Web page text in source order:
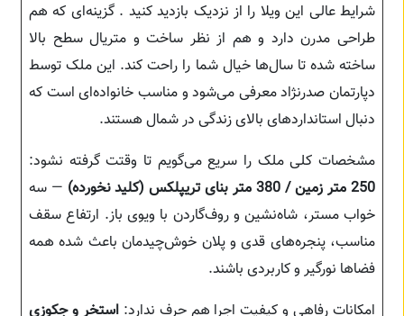
شرایط عالی این ویلا را از نزدیک بازدید کنید . گزینه‌ای که هم
طراحی مدرن دارد و هم از نظر ساخت و متریال سطح بالا
ساخته شده تا سال‌ها خیال شما را راحت کند. این ملک توسط
دپارتمان صدرنژاد معرفی می‌شود و مناسب خانواده‌ای است که
دنبال استانداردهای بالای زندگی در شمال هستند.
مشخصات کلی ملک را سریع می‌گویم تا وقتت گرفته نشود:
250 متر زمین / 380 متر بنای تریپلکس (کلید نخورده)
— سه
خواب مستر، شاه‌نشین و روف‌گاردن با ویوی باز. ارتفاع سقف
مناسب، پنجره‌های قدی و پلان خوش‌چیدمان باعث شده همه
فضاها نورگیر و کاربردی باشند.
امکانات رفاهی و کیفیت اجرا هم حرف ندارد:استخر و جکوزی